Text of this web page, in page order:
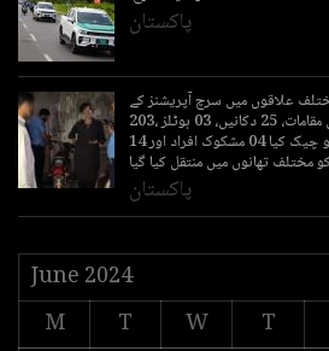
پاکستان
علاقوں میں سرچ آپریشنز کے
دوران 357 افراد، 160 رہائشی مقامات، 25 دکانیں، 03 ہوٹلز ،203
موٹر سائیکلوں اور 68 گاڑیوں کو چیک کیا 04 مشکوک افراد اور 14
مختلف تھانوں میں منتقل کیا گیا
پاکستان
June 2024
M
T W T